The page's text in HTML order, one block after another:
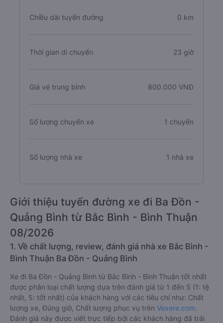
Chiều dài tuyến đường 0 km
Thời gian di chuyển 23 giờ
Giá vé trung bình 800.000 VNĐ
Số lượng chuyến xe 1 chuyến
Số lượng nhà xe 1 nhà xe
Giới thiệu tuyến đường xe đi Ba Đồn -
Quảng Bình từ Bắc Bình - Bình Thuận
08/2026
1. Về chất lượng, review, đánh giá nhà xe Bắc Bình -
Bình Thuận Ba Đồn - Quảng Bình
Xe đi Ba Đồn - Quảng Bình từ Bắc Bình - Bình Thuận tốt nhất
được phân loại chất lượng dựa trên đánh giá từ 1 đến 5 (1: tệ
nhất, 5: tốt nhất) của khách hàng với các tiêu chí như: Chất
lượng xe, Đúng giờ, Chất lượng phục vụ trên Vexere.com.
Đánh giá này được viết trực tiếp bởi các khách hàng đã trải